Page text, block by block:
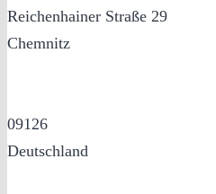
Reichenhainer Straße 29
Chemnitz
09126
Deutschland